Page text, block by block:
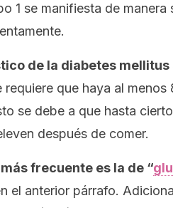
1 se manifiesta de
de la diabetes mellitus
requiere que haya al menos
se debe a que hasta
después de comer.
frecuente es la de “
el anterior párrafo.